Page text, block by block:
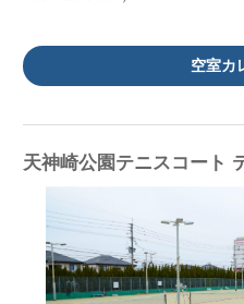
空室カ
天神崎公園テニスコート